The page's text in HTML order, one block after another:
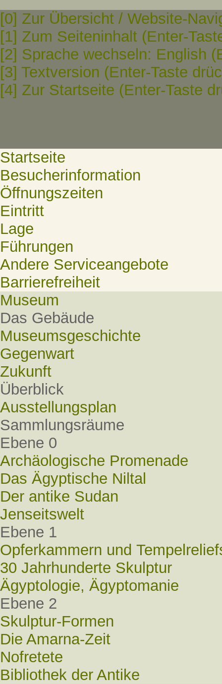
[0] Zur Übersicht / Website-
[1] Zum Seiteninhalt (Enter-
[2] Sprache wechseln: English
[3] Textversion (Enter-Taste
[4] Zur Startseite (Enter-Taste
Startseite
Besucherinformation
Öffnungszeiten
Eintritt
Lage
Führungen
Andere Serviceangebote
Barrierefreiheit
Museum
Das Gebäude
Museumsgeschichte
Gegenwart
Zukunft
Überblick
Ausstellungsplan
Sammlungsräume
Ebene 0
Archäologische Promenade
Das Ägyptische Niltal
Der antike Sudan
Jenseitswelt
Ebene 1
Opferkammern und
30 Jahrhunderte Skulptur
Ägyptologie, Ägyptomanie
Ebene 2
Skulptur-Formen
Die Amarna-Zeit
Nofretete
Bibliothek der Antike